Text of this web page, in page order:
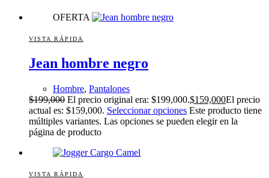
OFERTA
VISTA RÁPIDA
Jean hombre negro
Hombre, Pantalones
$199,000 El precio original era: $199,000.$159,000El precio
actual es: $159,000. Seleccionar opciones Este producto tiene
múltiples variantes. Las opciones se pueden elegir en la
página de producto
VISTA RÁPIDA